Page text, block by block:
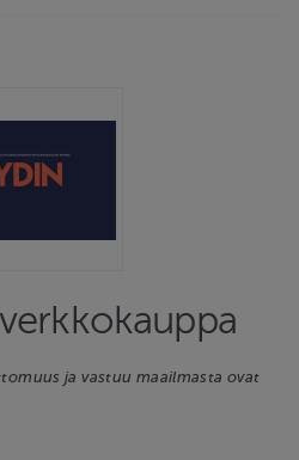
ja vastuu maailmasta ovat